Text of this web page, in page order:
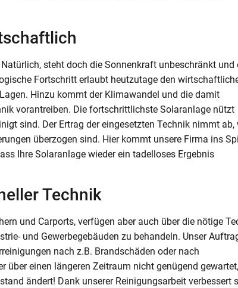
steht doch die Sonnenkraft unbeschränkt und
Fortschritt erlaubt heutzutage den
Hinzu kommt der Klimawandel und die damit
vorantreiben. Die fortschrittlichste Solaranlage nützt
sind. Der Ertrag der eingesetzten Technik nimmt ab,
überzogen sind. Hier kommt unsere Firma ins
Ihre Solaranlage wieder ein tadelloses Ergebnis
Technik
und Carports, verfügen aber auch über die nötige
und Gewerbegebäuden zu behandeln. Unser
nach z.B. Brandschäden oder nach
über einen längeren Zeitraum nicht genügend
ändert! Dank unserer Reinigungsarbeit verbessert